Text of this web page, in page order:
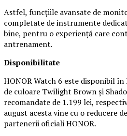
Astfel, funcțiile avansate de
completate de instrumente
bine, pentru o experiență care
antrenament.
Disponibilitate
HONOR Watch 6 este disponibil
de culoare Twilight Brown și
recomandate de 1.199 lei,
august acesta vine cu o reducere
partenerii oficiali HONOR.